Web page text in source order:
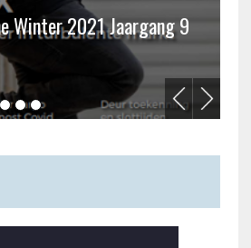
Winter 2021 Jaargang 9